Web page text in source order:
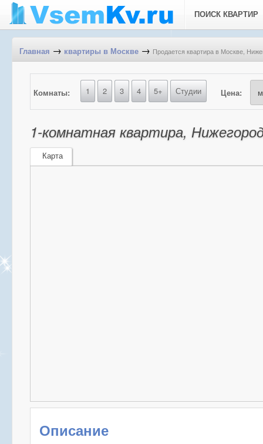
ПОИСК КВАРТИР
Главная → квартиры в Москве → Продается квартира в Москве,
Комнаты: 1 2 3 4 5+ Студии Цена:
1-комнатная квартира,
Карта
Описание